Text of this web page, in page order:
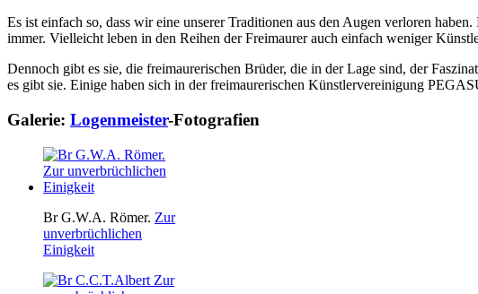
Es ist einfach so, dass wir eine unserer Traditionen aus den Augen verloren
immer. Vielleicht leben in den Reihen der Freimaurer auch einfach weniger
Dennoch gibt es sie, die freimaurerischen Brüder, die in der Lage sind, der
es gibt sie. Einige haben sich in der freimaurerischen Künstlervereinigung
Galerie: Logenmeister-Fotografien
Br G.W.A. Römer. Zur
unverbrüchlichen
Einigkeit